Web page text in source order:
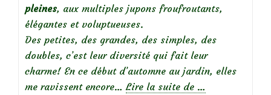
pleines, aux multiples jupons froufroutants,
élégantes et voluptueuses.
Des petites, des grandes, des simples, des
doubles, c’est leur diversité qui fait leur
charme! En ce début d’automne au jardin, elles
me ravissent encore… Lire la suite de à
…